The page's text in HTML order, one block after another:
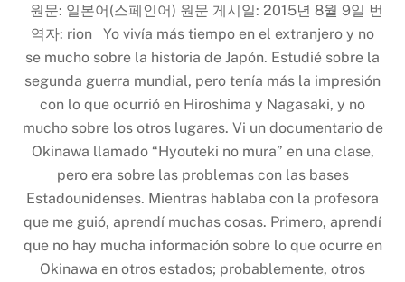
원문: 일본어(스페인어) 원문 게시일: 2015년 8월 9일 번
역자: rion Yo vivía más tiempo en el extranjero y no
se mucho sobre la historia de Japón. Estudié sobre la
segunda guerra mundial, pero tenía más la impresión
con lo que ocurrió en Hiroshima y Nagasaki, y no
mucho sobre los otros lugares. Vi un documentario de
Okinawa llamado “Hyouteki no mura” en una clase,
pero era sobre las problemas con las bases
Estadounidenses. Mientras hablaba con la profesora
que me guió, aprendí muchas cosas. Primero, aprendí
que no hay mucha información sobre lo que ocurre en
Okinawa en otros estados; probablemente, otros